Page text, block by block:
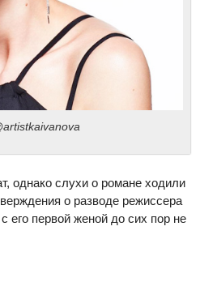
однако слухи о романе ходили
о разводе режиссера
его первой женой до сих пор не